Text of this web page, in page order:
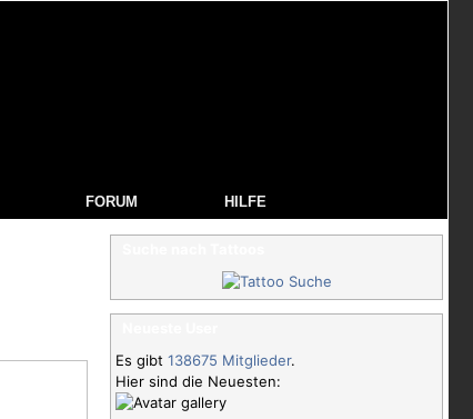
FORUM HILFE
Es gibt 138675 Mitglieder.
Hier sind die Neuesten: